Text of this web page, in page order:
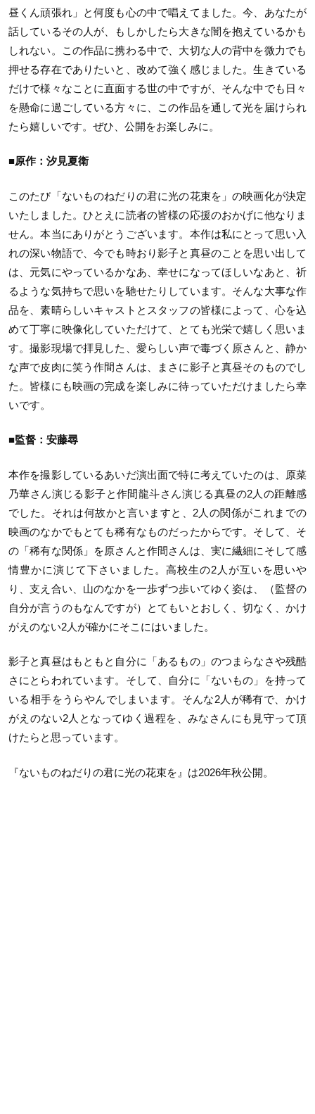
昼くん頑張れ」と何度も心の中で唱えてました。今、あなたが
話しているその人が、もしかしたら大きな闇を抱えているかも
しれない。この作品に携わる中で、大切な人の背中を微力でも
押せる存在でありたいと、改めて強く感じました。生きている
だけで様々なことに直面する世の中ですが、そんな中でも日々
を懸命に過ごしている方々に、この作品を通して光を届けられ
たら嬉しいです。ぜひ、公開をお楽しみに。
■原作：汐見夏衛
このたび「ないものねだりの君に光の花束を」の映画化が決定
いたしました。ひとえに読者の皆様の応援のおかげに他なりま
せん。本当にありがとうございます。本作は私にとって思い入
れの深い物語で、今でも時おり影子と真昼のことを思い出して
は、元気にやっているかなあ、幸せになってほしいなあと、祈
るような気持ちで思いを馳せたりしています。そんな大事な作
品を、素晴らしいキャストとスタッフの皆様によって、心を込
めて丁寧に映像化していただけて、とても光栄で嬉しく思いま
す。撮影現場で拝見した、愛らしい声で毒づく原さんと、静か
な声で皮肉に笑う作間さんは、まさに影子と真昼そのものでし
た。皆様にも映画の完成を楽しみに待っていただけましたら幸
いです。
■監督：安藤尋
本作を撮影しているあいだ演出面で特に考えていたのは、原菜
乃華さん演じる影子と作間龍斗さん演じる真昼の2人の距離感
でした。それは何故かと言いますと、2人の関係がこれまでの
映画のなかでもとても稀有なものだったからです。そして、そ
の「稀有な関係」を原さんと作間さんは、実に繊細にそして感
情豊かに演じて下さいました。高校生の2人が互いを思いや
り、支え合い、山のなかを一歩ずつ歩いてゆく姿は、（監督の
自分が言うのもなんですが）とてもいとおしく、切なく、かけ
がえのない2人が確かにそこにはいました。
影子と真昼はもともと自分に「あるもの」のつまらなさや残酷
さにとらわれています。そして、自分に「ないもの」を持って
いる相手をうらやんでしまいます。そんな2人が稀有で、かけ
がえのない2人となってゆく過程を、みなさんにも見守って頂
けたらと思っています。
『ないものねだりの君に光の花束を』は2026年秋公開。